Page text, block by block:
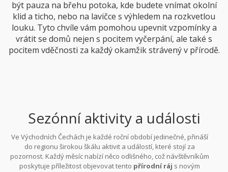
být pauza na břehu potoka, kde budete vnímat okolní
klid a ticho, nebo na lavičce s výhledem na rozkvetlou
louku. Tyto chvíle vám pomohou upevnit vzpomínky a
vrátit se domů nejen s pocitem vyčerpání, ale také s
pocitem vděčnosti za každý okamžik strávený v přírodě.
Sezónní aktivity a události
Ve Východních Čechách je každé roční období jedinečné, přináší
do regionu širokou škálu aktivit a událostí, které stojí za
pozornost. Každý měsíc nabízí něco odlišného, což návštěvníkům
poskytuje příležitost objevovat tento přírodní ráj s novým